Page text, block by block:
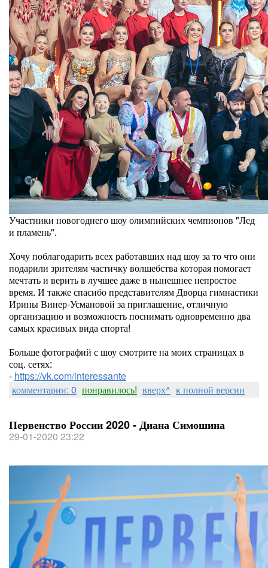
Участники новогоднего шоу олимпийских чемпионов "Лед
и пламень".
Хочу поблагодарить всех работавших над шоу за то что они
подарили зрителям частичку волшебства которая помогает
мечтать и верить в лучшее даже в нынешнее непростое
время. И также спасибо представителям Дворца гимнастики
Ирины Винер-Усмановой за приглашение, отличную
организацию и возможность поснимать одновременно два
самых красивых вида спорта!
Больше фотографий с шоу смотрите на моих страницах в
соц. сетях:
- https://vk.com/interessante
комментарии: 0 понравилось! вверх^ к полной версии
Первенство России 2020 - Диана Симошина
29-01-2020 23:22